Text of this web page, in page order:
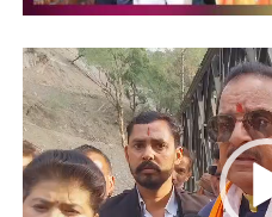
Video
Player